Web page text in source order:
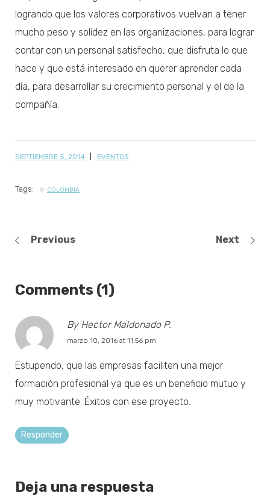
logrando que los valores corporativos vuelvan a tener
mucho peso y solidez en las organizaciones, para lograr
contar con un personal satisfecho, que disfruta lo que
hace y que está interesado en querer aprender cada
día, para desarrollar su crecimiento personal y el de la
compañía.
SEPTIEMBRE 5, 2014 EVENTOS
Tags: COLOMBIA
Previous Next
Comments (1)
By Hector Maldonado P.
marzo 10, 2016 at 11:56 pm
Estupendo, que las empresas faciliten una mejor
formación profesional ya que es un beneficio mutuo y
muy motivante. Éxitos con ese proyecto.
Responder
Deja una respuesta